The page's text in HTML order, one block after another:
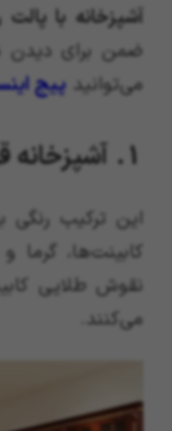
آشپزخانه با
ضمن برای دیدن
می‌توانیدپیج
1. آشپزخانه قهوه‌ای و طلایی
این ترکیب رنگی
کابینت‌ها، گرما
نقوش طلایی
می‌کنند.